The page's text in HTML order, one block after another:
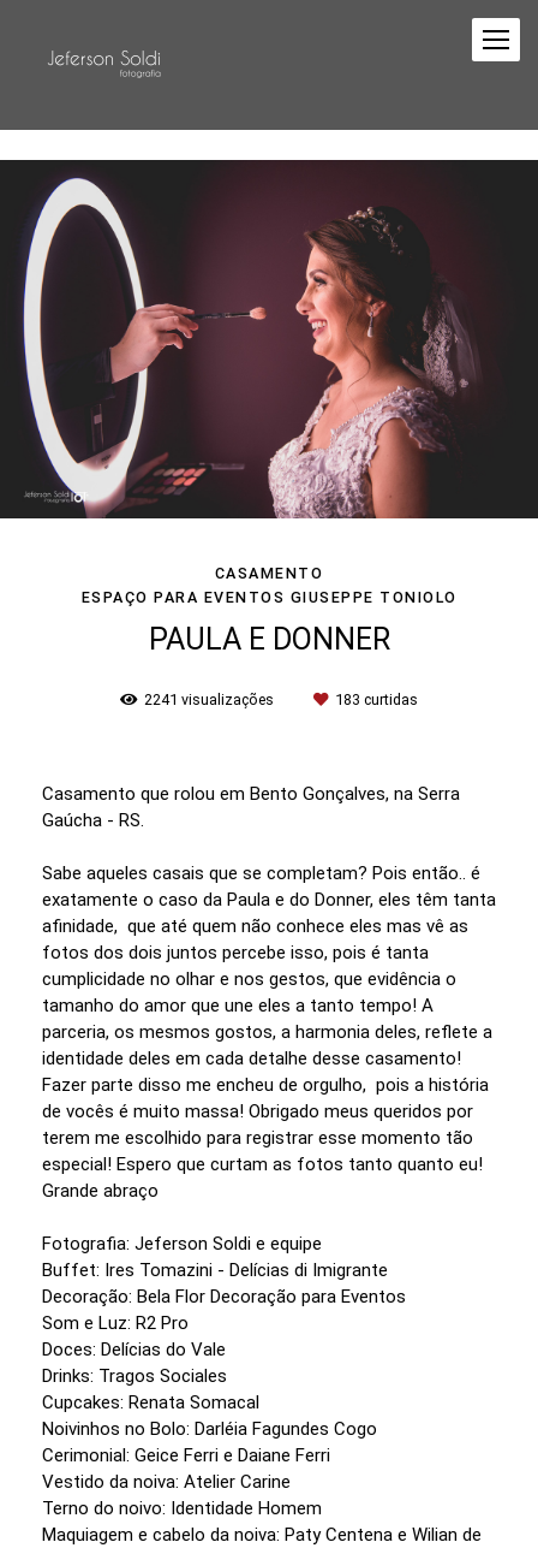
CASAMENTO
ESPAÇO PARA EVENTOS GIUSEPPE TONIOLO
PAULA E DONNER
2241 visualizações 183 curtidas
Casamento que rolou em Bento Gonçalves, na Serra
Gaúcha - RS.
Sabe aqueles casais que se completam? Pois então.. é
exatamente o caso da Paula e do Donner, eles têm tanta
afinidade, que até quem não conhece eles mas vê as
fotos dos dois juntos percebe isso, pois é tanta
cumplicidade no olhar e nos gestos, que evidência o
tamanho do amor que une eles a tanto tempo! A
parceria, os mesmos gostos, a harmonia deles, reflete a
identidade deles em cada detalhe desse casamento!
Fazer parte disso me encheu de orgulho, pois a história
de vocês é muito massa! Obrigado meus queridos por
terem me escolhido para registrar esse momento tão
especial! Espero que curtam as fotos tanto quanto eu!
Grande abraço
Fotografia: Jeferson Soldi e equipe
Buffet: Ires Tomazini - Delícias di Imigrante
Decoração: Bela Flor Decoração para Eventos
Som e Luz: R2 Pro
Doces: Delícias do Vale
Drinks: Tragos Sociales
Cupcakes: Renata Somacal
Noivinhos no Bolo: Darléia Fagundes Cogo
Cerimonial: Geice Ferri e Daiane Ferri
Vestido da noiva: Atelier Carine
Terno do noivo: Identidade Homem
Maquiagem e cabelo da noiva: Paty Centena e Wilian de